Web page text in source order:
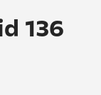
136